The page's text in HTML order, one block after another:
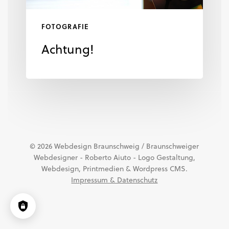
FOTOGRAFIE
Achtung!
© 2026 Webdesign Braunschweig / Braunschweiger
Webdesigner - Roberto Aiuto - Logo Gestaltung,
Webdesign, Printmedien & Wordpress CMS.
Impressum & Datenschutz